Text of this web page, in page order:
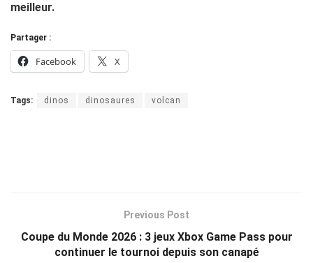
meilleur.
Partager :
Facebook X
Tags: dinos dinosaures volcan
Previous Post
Coupe du Monde 2026 : 3 jeux Xbox Game Pass pour
continuer le tournoi depuis son canapé